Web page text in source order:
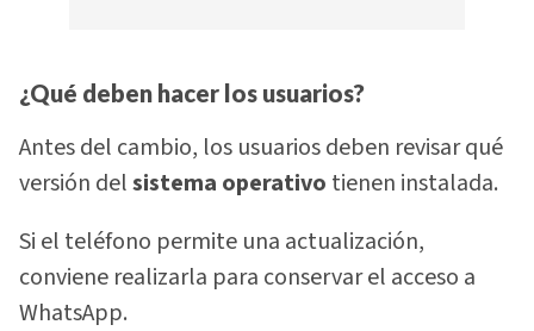
¿Qué deben hacer los usuarios?
Antes del cambio, los usuarios deben revisar qué
versión delsistema operativo tienen instalada.
Si el teléfono permite una actualización,
conviene realizarla para conservar el acceso a
WhatsApp.